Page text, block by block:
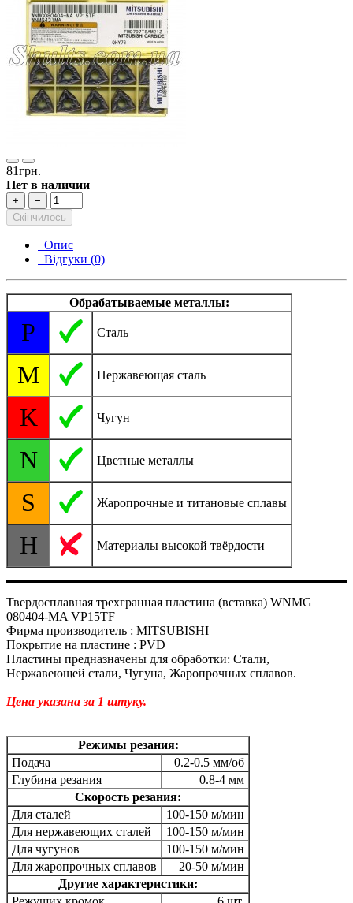
81грн.
Нет в наличии
+
−
Скінчилось
Опис
Відгуки (0)
Обрабатываемые металлы:
P Сталь
M Нержавеющая сталь
K Чугун
N Цветные металлы
S Жаропрочные и титановые сплавы
H Материалы высокой твёрдости
Твердосплавная трехгранная пластина (вставка) WNMG
080404-MA VP15TF
Фирма производитель : MITSUBISHI
Покрытие на пластине : PVD
Пластины предназначены для обработки: Стали,
Нержавеющей стали, Чугуна, Жаропрочных сплавов.
Цена указана за 1 штуку.
Режимы резания:
Подача
0.2-0.5 мм/об
Глубина резания
0.8-4 мм
Скорость резания:
Для сталей
100-150 м/мин
Для нержавеющих сталей
100-150 м/мин
Для чугунов
100-150 м/мин
Для жаропрочных сплавов
20-50 м/мин
Другие характеристики: